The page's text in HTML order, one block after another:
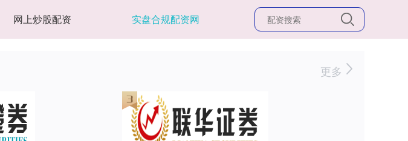
网上炒股配资 实盘合规配资网
更多